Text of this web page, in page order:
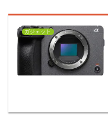
ガジェット